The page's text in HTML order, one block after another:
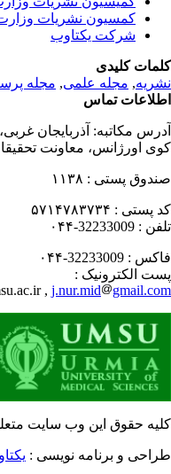
کمسیون نشریات وزارت
شرکت یکتاوب
کلیدی
,مجله علمی, مجله
تماس
مکاتبه:آذربایجان غربی،
اورژانس، معاونت تحقیقات
پستی : ۱۱۳۸
پستی : ۵۷۱۴۷۸۳۷۳۴
: 32233009-۰۴۴
: 32233009-۰۴۴
الکترونیک :
,j.nur.mid
حقوق این وب سایت
و برنامه نویسی :